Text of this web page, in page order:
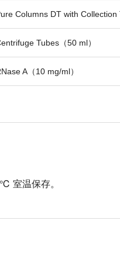
Columns DT with Collection
Tubes（50 ml）
A（10 mg/ml）
室温保存。